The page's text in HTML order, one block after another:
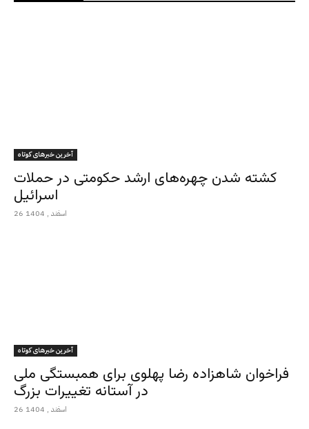
آخرین خبرهای کوتاه
کشته شدن چهره‌های ارشد حکومتی در حملات
اسرائیل
26 اسفند , 1404
آخرین خبرهای کوتاه
فراخوان شاهزاده رضا پهلوی برای همبستگی ملی
در آستانه تغییرات بزرگ
26 اسفند , 1404